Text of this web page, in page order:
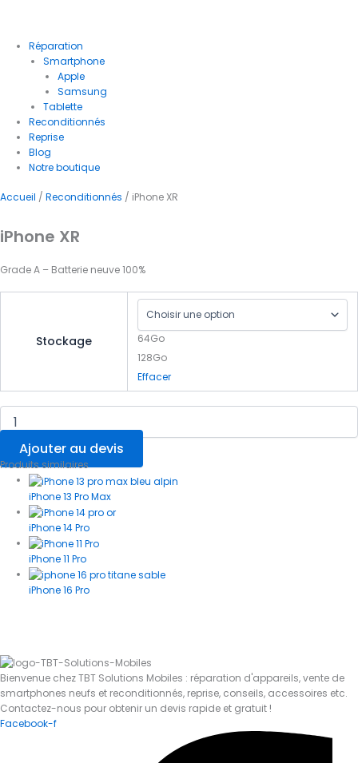
Réparation
Smartphone
Apple
Samsung
Tablette
Reconditionnés
Reprise
Blog
Notre boutique
Accueil / Reconditionnés / iPhone XR
iPhone XR
Grade A – Batterie neuve 100%
Stockage
64Go
128Go
Effacer
Ajouter au devis
Produits similaires
iPhone 13 Pro Max
iPhone 14 Pro
iPhone 11 Pro
iPhone 16 Pro
Bienvenue chez TBT Solutions Mobiles : réparation d'appareils, vente de
smartphones neufs et reconditionnés, reprise, conseils, accessoires etc.
Contactez-nous pour obtenir un devis rapide et gratuit !
Facebook-f